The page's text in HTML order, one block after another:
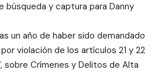
búsqueda y captura para Danny
un año de haber sido demandado
violación de los artículos 21 y 22
sobre Crímenes y Delitos de Alta